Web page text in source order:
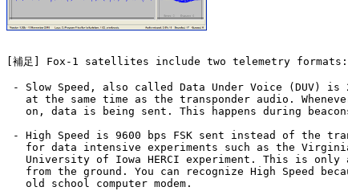
[補足] Fox-1 satellites include two telemetry formats:
- Slow Speed, also called Data Under Voice (DUV) is
at the same time as the transponder audio.
on, data is being sent. This happens during
- High Speed is 9600 bps FSK sent instead of the
for data intensive experiments such as the
University of Iowa HERCI experiment. This is only
from the ground. You can recognize High Speed
   old school computer modem.